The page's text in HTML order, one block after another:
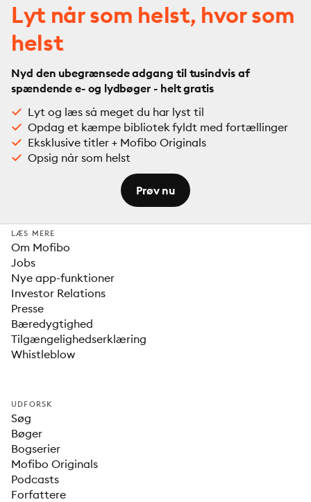
Lyt når som helst, hvor som
helst
Nyd den ubegrænsede adgang til tusindvis af
spændende e- og lydbøger - helt gratis
Lyt og læs så meget du har lyst til
Opdag et kæmpe bibliotek fyldt med fortællinger
Eksklusive titler + Mofibo Originals
Opsig når som helst
Prøv nu
LÆS MERE
Om Mofibo
Jobs
Nye app-funktioner
Investor Relations
Presse
Bæredygtighed
Tilgængelighedserklæring
Whistleblow
UDFORSK
Søg
Bøger
Bogserier
Mofibo Originals
Podcasts
Forfattere